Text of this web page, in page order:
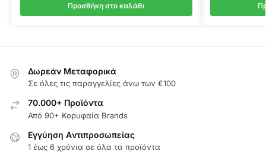
Προσθήκη στο καλάθι
Δωρεάν Μεταφορικά
Σε όλες τις παραγγελίες άνω των €100
70.000+ Προϊόντα
Από 90+ Κορυφαία Brands
Εγγύηση Aντιπροσωπείας
1 έως 6 χρόνια σε όλα τα προϊόντα